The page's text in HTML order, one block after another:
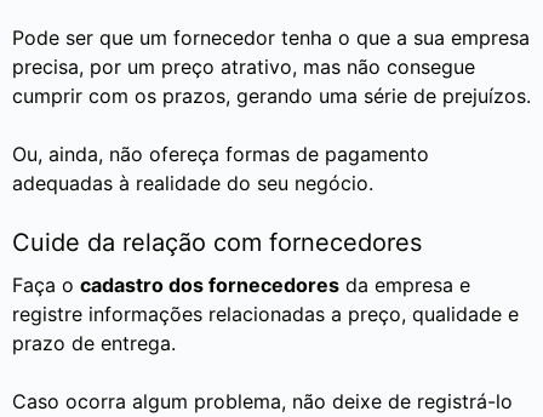
Pode ser que um fornecedor tenha o que a sua empresa
precisa, por um preço atrativo, mas não consegue
cumprir com os prazos, gerando uma série de prejuízos.
Ou, ainda, não ofereça formas de pagamento
adequadas à realidade do seu negócio.
Cuide da relação com fornecedores
Faça o cadastro dos fornecedores da empresa e
registre informações relacionadas a preço, qualidade e
prazo de entrega.
Caso ocorra algum problema, não deixe de registrá-lo